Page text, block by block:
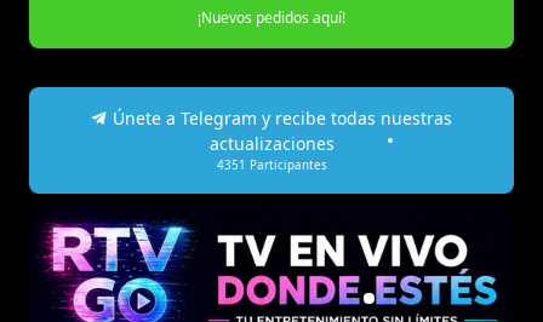
¡Nuevos pedidos aquí!
Únete a Telegram y recibe todas nuestras
actualizaciones
4351 Participantes